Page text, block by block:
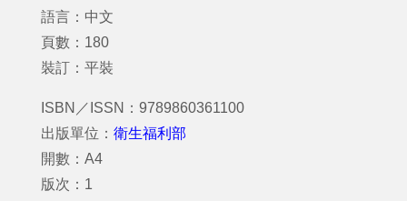
語言：中文
頁數：180
裝訂：平裝
ISBN／ISSN：9789860361100
出版單位： 衛生福利部
開數：A4
版次：1